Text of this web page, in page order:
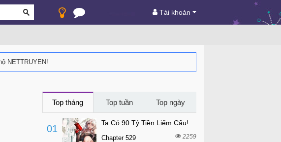
Tài khoản
NETTRUYEN!
Top tháng Top tuần Top ngày
01
Ta Có 90 Tỷ Tiền Liếm Cẩu!
Chapter 529 2259